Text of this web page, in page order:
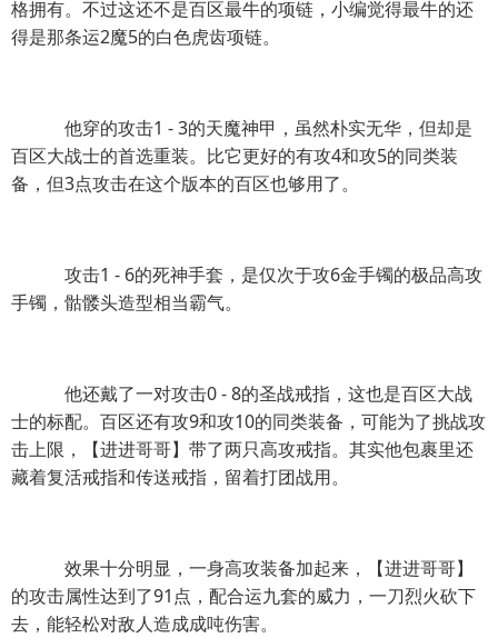
格拥有。不过这还不是百区最牛的项链，小编觉得最牛的还
得是那条运2魔5的白色虎齿项链。
他穿的攻击1 - 3的天魔神甲，虽然朴实无华，但却是
百区大战士的首选重装。比它更好的有攻4和攻5的同类装
备，但3点攻击在这个版本的百区也够用了。
攻击1 - 6的死神手套，是仅次于攻6金手镯的极品高攻
手镯，骷髅头造型相当霸气。
他还戴了一对攻击0 - 8的圣战戒指，这也是百区大战
士的标配。百区还有攻9和攻10的同类装备，可能为了挑战攻
击上限，【进进哥哥】带了两只高攻戒指。其实他包裹里还
藏着复活戒指和传送戒指，留着打团战用。
效果十分明显，一身高攻装备加起来，【进进哥哥】
的攻击属性达到了91点，配合运九套的威力，一刀烈火砍下
去，能轻松对敌人造成成吨伤害。